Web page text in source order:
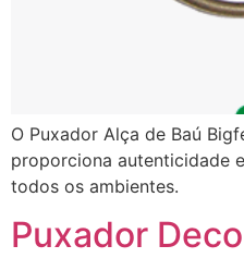
O Puxador Alça de Baú
proporciona autenticidade
todos os ambientes.
Puxador